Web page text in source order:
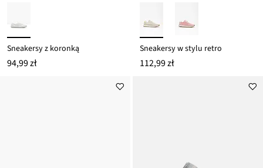
Sneakersy z koronką
94,99 zł
Sneakersy w stylu retro
112,99 zł